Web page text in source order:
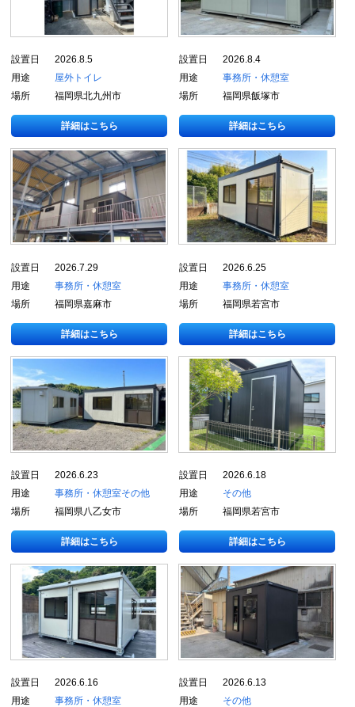
設置日
2026.8.5
用途
屋外トイレ
場所
福岡県北九州市
詳細はこちら
設置日
2026.8.4
用途
事務所・休憩室
場所
福岡県飯塚市
詳細はこちら
設置日
2026.7.29
用途
事務所・休憩室
場所
福岡県嘉麻市
詳細はこちら
設置日
2026.6.25
用途
事務所・休憩室
場所
福岡県若宮市
詳細はこちら
設置日
2026.6.23
用途
事務所・休憩室その他
場所
福岡県八乙女市
詳細はこちら
設置日
2026.6.18
用途
その他
場所
福岡県若宮市
詳細はこちら
設置日
2026.6.16
用途
事務所・休憩室
設置日
2026.6.13
用途
その他